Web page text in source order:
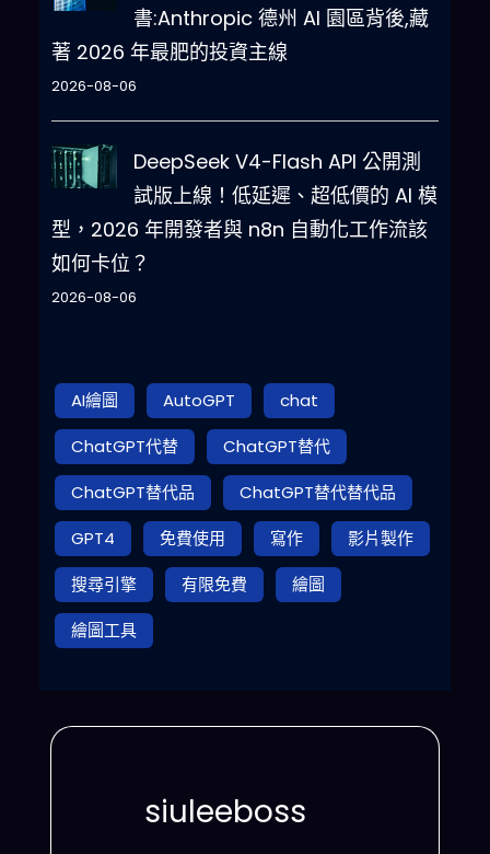
書:Anthropic 德州 AI 園區背後,藏
著 2026 年最肥的投資主線
2026-08-06
DeepSeek V4-Flash API 公開測
試版上線！低延遲、超低價的 AI 模
型，2026 年開發者與 n8n 自動化工作流該
如何卡位？
2026-08-06
AI繪圖 AutoGPT
chat
ChatGPT代替
ChatGPT替代
ChatGPT替代品
ChatGPT替代替代品
GPT4
免費使用 寫作
影片製作
搜尋引擎
有限免費
繪圖
繪圖工具
siuleeboss